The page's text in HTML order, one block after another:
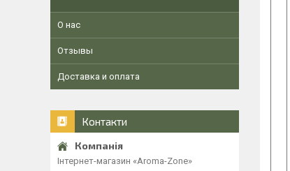
О нас
Отзывы
Доставка и оплата
Контакти
Інтернет-магазин «Aroma-Zone»